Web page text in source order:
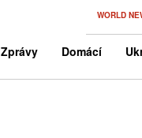
WORLD
Zprávy Domácí